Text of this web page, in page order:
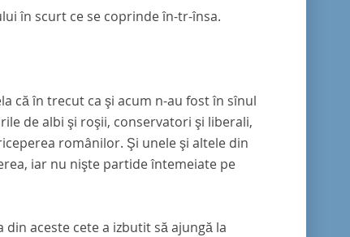
în scurt ce se coprinde în-tr-însa.
că în trecut ca şi acum n-au fost în sînul
de albi şi roşii, conservatori şi liberali,
românilor. Şi unele şi altele din
iar nu nişte partide întemeiate pe
aceste cete a izbutit să ajungă la